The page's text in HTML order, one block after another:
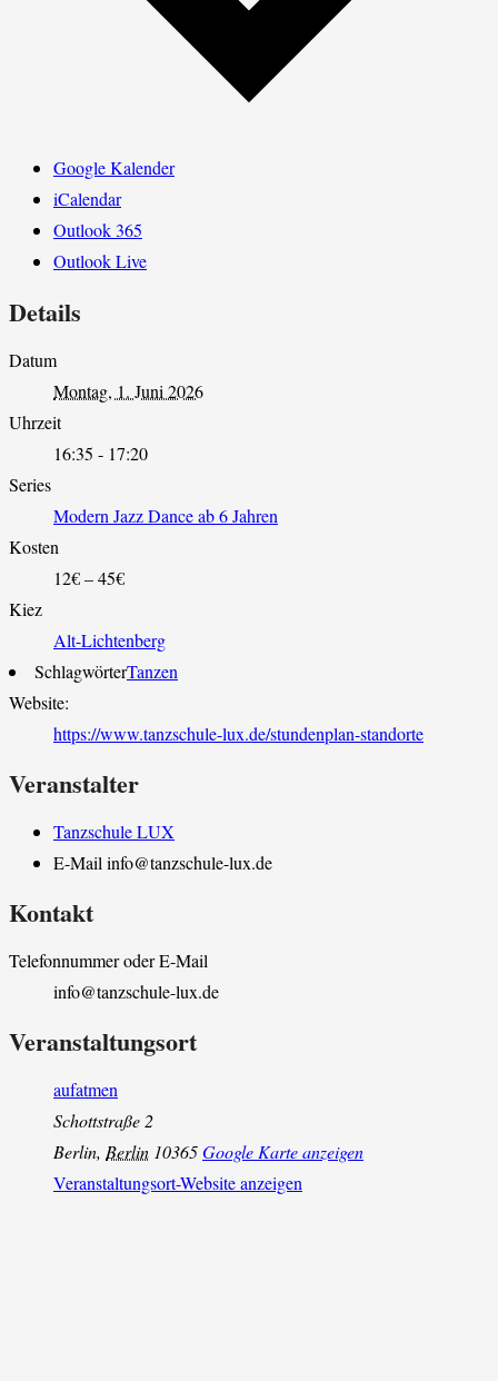
Google Kalender
iCalendar
Outlook 365
Outlook Live
Details
Datum
Montag, 1. Juni 2026
Uhrzeit
16:35 - 17:20
Series
Modern Jazz Dance ab 6 Jahren
Kosten
12€ – 45€
Kiez
Alt-Lichtenberg
SchlagwörterTanzen
Website:
https://www.tanzschule-lux.de/stundenplan-standorte
Veranstalter
Tanzschule LUX
E-Mail info@tanzschule-lux.de
Kontakt
Telefonnummer oder E-Mail
info@tanzschule-lux.de
Veranstaltungsort
aufatmen
Schottstraße 2
Berlin, Berlin 10365Google Karte anzeigen
Veranstaltungsort-Website anzeigen